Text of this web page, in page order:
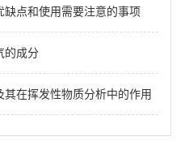
部 >>
缺点和使用需要注意的事项
的成分
在挥发性物质分析中的作用